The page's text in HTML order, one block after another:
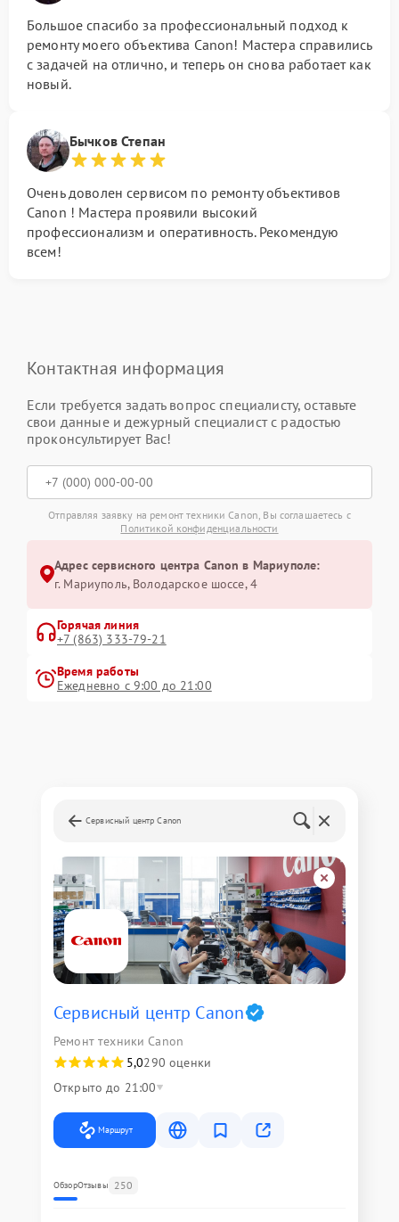
Большое спасибо за профессиональный подход к
ремонту моего объектива Canon! Мастера справились
с задачей на отлично, и теперь он снова работает как
новый.
Бычков Степан
Очень доволен сервисом по ремонту объективов
Canon ! Мастера проявили высокий
профессионализм и оперативность. Рекомендую
всем!
Контактная информация
Если требуется задать вопрос специалисту, оставьте
свои данные и дежурный специалист с радостью
проконсультирует Вас!
Отправляя заявку на ремонт техники Canon, Вы соглашаетесь с
Политикой конфиденциальности
Адрес сервисного центра Canon в Мариуполе:
г. Мариуполь, Володарское шоссе, 4
Горячая линия
+7 (863) 333-79-21
Время работы
Ежедневно с 9:00 до 21:00
Сервисный центр Canon
Сервисный центр Canon
Ремонт техники Canon
5,0290 оценки
Открыто до 21:00
Маршрут
ОбзорОтзывы 250